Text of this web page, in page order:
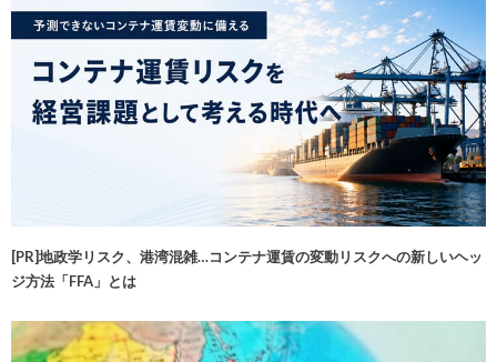
[PR]地政学リスク、港湾混雑…コンテナ運賃の変動リスクへの新しいヘッ
ジ方法「FFA」とは